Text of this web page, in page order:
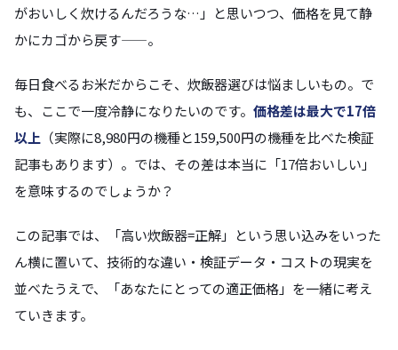
がおいしく炊けるんだろうな…」と思いつつ、価格を見て静
かにカゴから戻す——。
毎日食べるお米だからこそ、炊飯器選びは悩ましいもの。で
も、ここで一度冷静になりたいのです。 価格差は最大で17倍
以上 （実際に8,980円の機種と159,500円の機種を比べた検証
記事もあります）。では、その差は本当に「17倍おいしい」
を意味するのでしょうか？
この記事では、「高い炊飯器=正解」という思い込みをいった
ん横に置いて、技術的な違い・検証データ・コストの現実を
並べたうえで、「あなたにとっての適正価格」を一緒に考え
ていきます。